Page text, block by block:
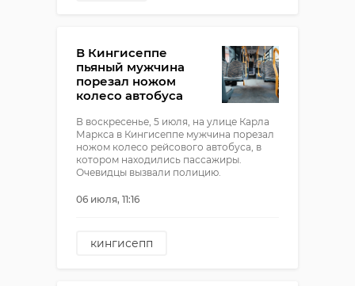
В Кингисеппе
пьяный мужчина
порезал ножом
колесо автобуса
В воскресенье, 5 июля, на улице Карла
Маркса в Кингисеппе мужчина порезал
ножом колесо рейсового автобуса, в
котором находились пассажиры.
Очевидцы вызвали полицию.
06 июля, 11:16
кингисепп